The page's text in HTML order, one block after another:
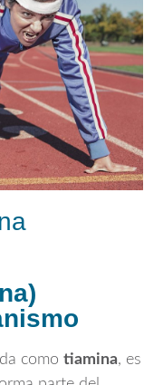
como tiamina, es